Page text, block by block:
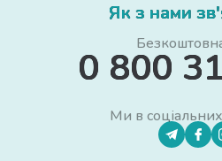
Як з нами
0 800
Ми в